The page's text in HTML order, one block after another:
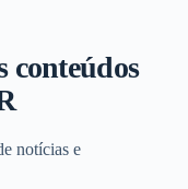
conteúdos
notícias e